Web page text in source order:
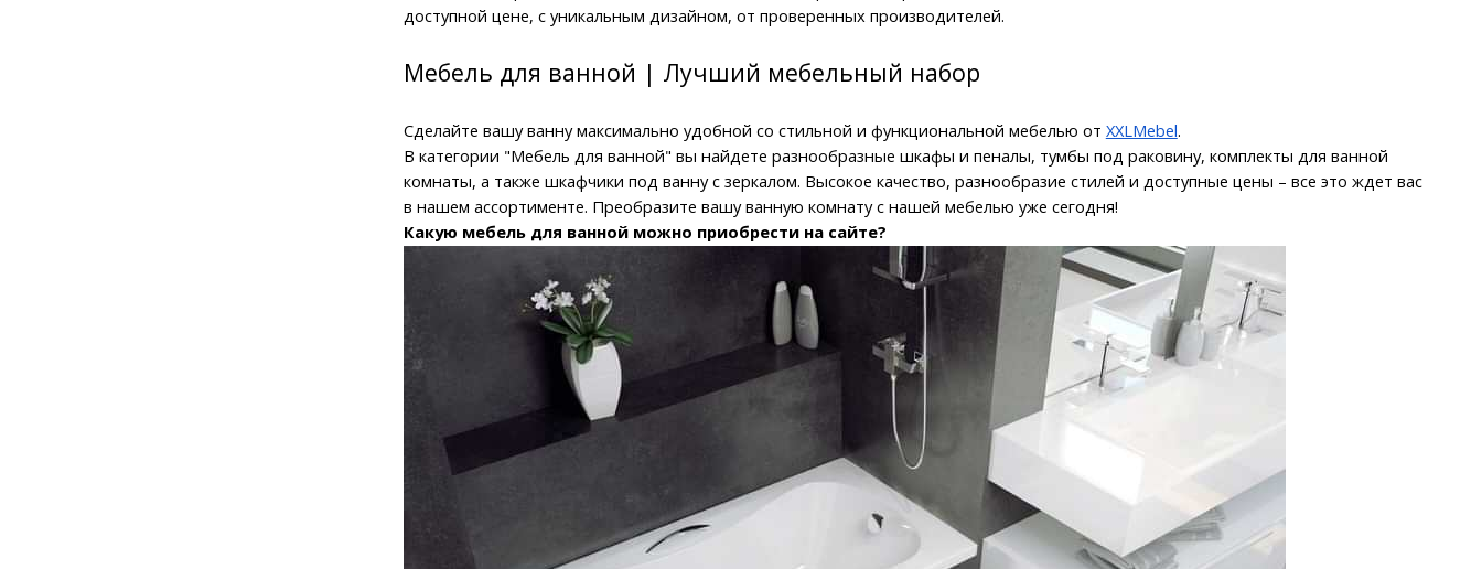
доступной цене, с уникальным дизайном, от проверенных производителей.
Мебель для ванной | Лучший мебельный набор
Сделайте вашу ванну максимально удобной со стильной и функциональной мебелью от XXLMebel.
В категории "Мебель для ванной" вы найдете разнообразные шкафы и пеналы, тумбы под раковину, комплекты для ванной
комнаты, а также шкафчики под ванну с зеркалом. Высокое качество, разнообразие стилей и доступные цены – все это ждет вас
в нашем ассортименте. Преобразите вашу ванную комнату с нашей мебелью уже сегодня!
Какую мебель для ванной можно приобрести на сайте?